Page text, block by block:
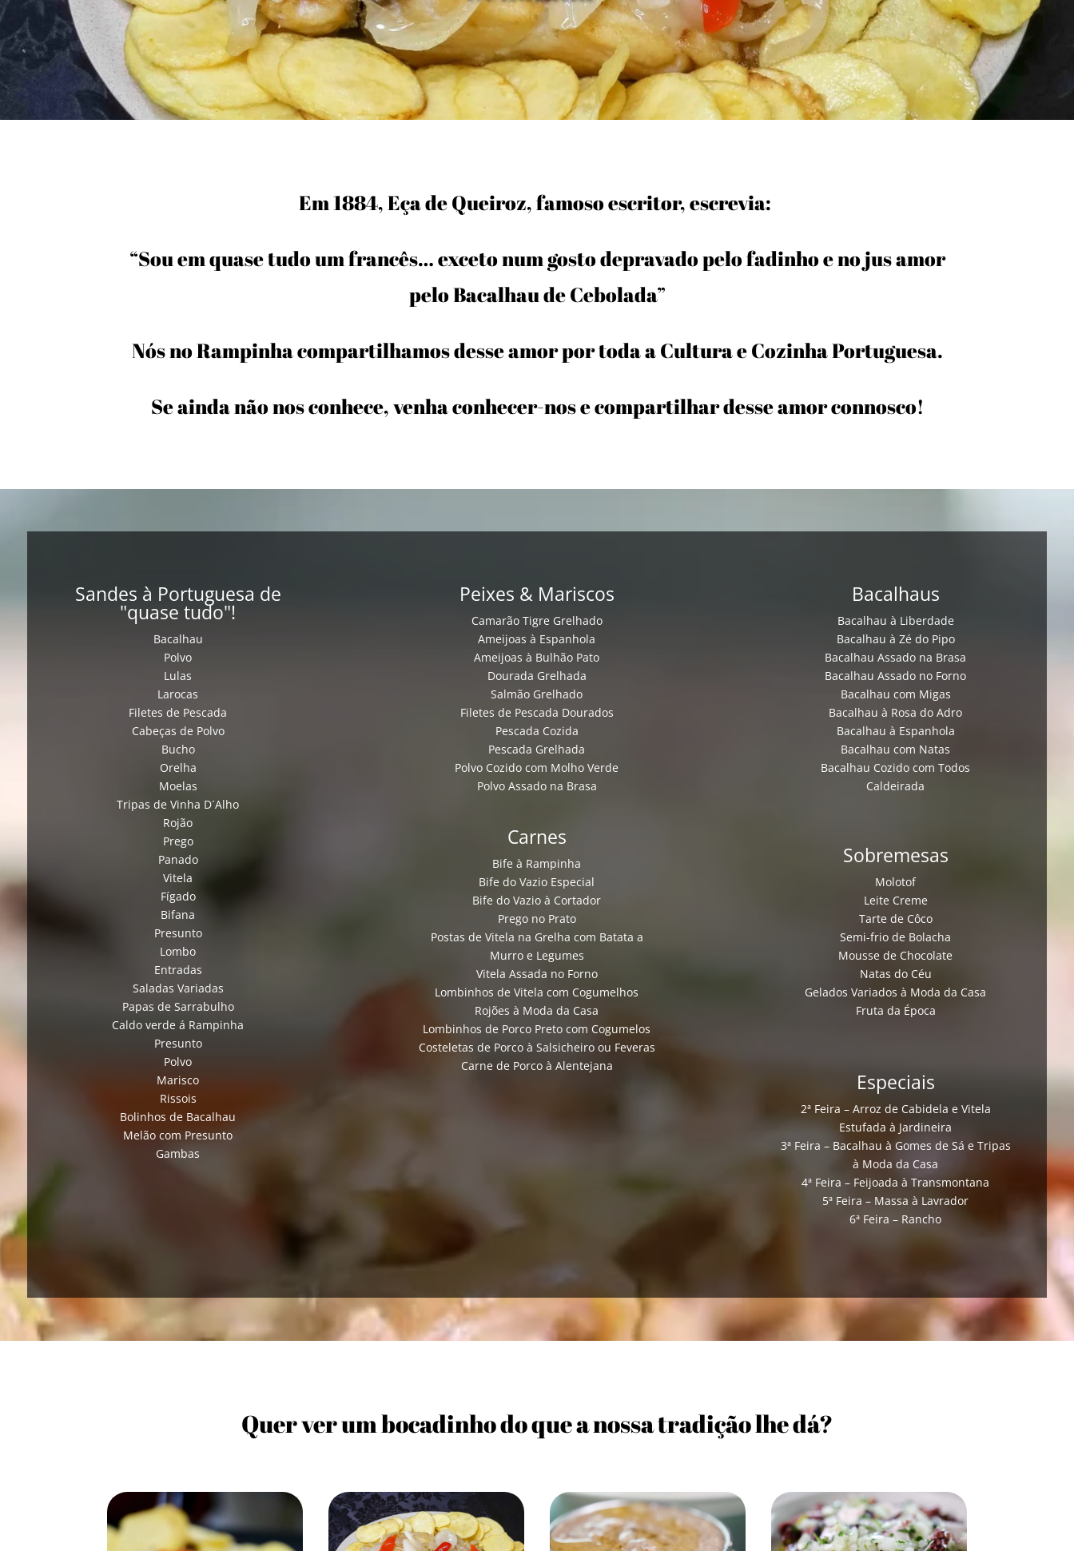
Em 1884, Eça de Queiroz, famoso escritor, escrevia:
“Sou em quase tudo um francês… exceto num gosto depravado pelo fadinho e no jus amor
pelo Bacalhau de Cebolada”
Nós no Rampinha compartilhamos desse amor por toda a Cultura e Cozinha Portuguesa.
Se ainda não nos conhece, venha conhecer-nos e compartilhar desse amor connosco!
Sandes à Portuguesa de
"quase tudo"!
Bacalhau
Polvo
Lulas
Larocas
Filetes de Pescada
Cabeças de Polvo
Bucho
Orelha
Moelas
Tripas de Vinha D´Alho
Rojão
Prego
Panado
Vitela
Fígado
Bifana
Presunto
Lombo
Entradas
Saladas Variadas
Papas de Sarrabulho
Caldo verde á Rampinha
Presunto
Polvo
Marisco
Rissois
Bolinhos de Bacalhau
Melão com Presunto
Gambas
Peixes & Mariscos
Camarão Tigre Grelhado
Ameijoas à Espanhola
Ameijoas à Bulhão Pato
Dourada Grelhada
Salmão Grelhado
Filetes de Pescada Dourados
Pescada Cozida
Pescada Grelhada
Polvo Cozido com Molho Verde
Polvo Assado na Brasa
Carnes
Bife à Rampinha
Bife do Vazio Especial
Bife do Vazio à Cortador
Prego no Prato
Postas de Vitela na Grelha com Batata a
Murro e Legumes
Vitela Assada no Forno
Lombinhos de Vitela com Cogumelhos
Rojões à Moda da Casa
Lombinhos de Porco Preto com Cogumelos
Costeletas de Porco à Salsicheiro ou Feveras
Carne de Porco à Alentejana
Bacalhaus
Bacalhau à Liberdade
Bacalhau à Zé do Pipo
Bacalhau Assado na Brasa
Bacalhau Assado no Forno
Bacalhau com Migas
Bacalhau à Rosa do Adro
Bacalhau à Espanhola
Bacalhau com Natas
Bacalhau Cozido com Todos
Caldeirada
Sobremesas
Molotof
Leite Creme
Tarte de Côco
Semi-frio de Bolacha
Mousse de Chocolate
Natas do Céu
Gelados Variados à Moda da Casa
Fruta da Época
Especiais
2ª Feira – Arroz de Cabidela e Vitela
Estufada à Jardineira
3ª Feira – Bacalhau à Gomes de Sá e Tripas
à Moda da Casa
4ª Feira – Feijoada à Transmontana
5ª Feira – Massa à Lavrador
6ª Feira – Rancho
Quer ver um bocadinho do que a nossa tradição lhe dá?